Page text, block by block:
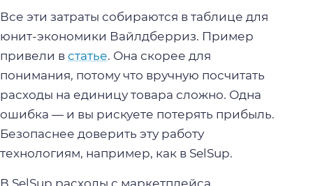
Все эти затраты собираются в таблице для
юнит-экономики Вайлдберриз. Пример
привели в статье. Она скорее для
понимания, потому что вручную посчитать
расходы на единицу товара сложно. Одна
ошибка — и вы рискуете потерять прибыль.
Безопаснее доверить эту работу
технологиям, например, как в SelSup.